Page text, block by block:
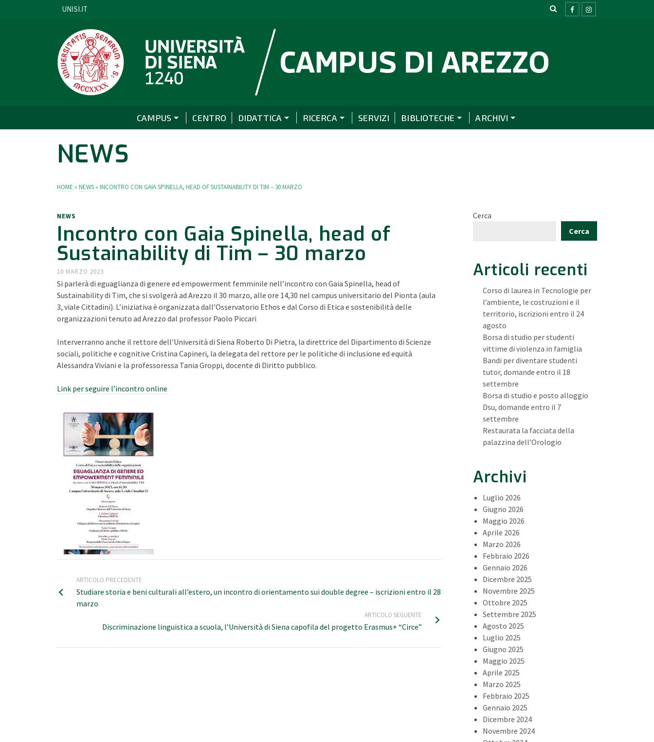
UNISI.IT
CAMPUS CENTRO DIDATTICA RICERCA SERVIZI BIBLIOTECHE ARCHIVI
NEWS
HOME » NEWS » INCONTRO CON GAIA SPINELLA, HEAD OF SUSTAINABILITY DI TIM – 30 MARZO
NEWS
Incontro con Gaia Spinella, head of
Sustainability di Tim – 30 marzo
10 MARZO 2023
Si parlerà di eguaglianza di genere ed empowerment femminile nell’incontro con Gaia Spinella, head of
Sustainability di Tim, che si svolgerà ad Arezzo il 30 marzo, alle ore 14,30 nel campus universitario del Pionta (aula
3, viale Cittadini). L’iniziativa è organizzata dall’Osservatorio Ethos e dal Corso di Etica e sostenibilità delle
organizzazioni tenuto ad Arezzo dal professor Paolo Piccari
Interverranno anche il rettore dell’Università di Siena Roberto Di Pietra, la direttrice del Dipartimento di Scienze
sociali, politiche e cognitive Cristina Capineri, la delegata del rettore per le politiche di inclusione ed equità
Alessandra Viviani e la professoressa Tania Groppi, docente di Diritto pubblico.
Link per seguire l’incontro online
ARTICOLO PRECEDENTE
Studiare storia e beni culturali all’estero, un incontro di orientamento sui double degree – iscrizioni entro il 28
marzo
ARTICOLO SEGUENTE
Discriminazione linguistica a scuola, l’Università di Siena capofila del progetto Erasmus+ “Circe”
Cerca
Cerca
Articoli recenti
Corso di laurea in Tecnologie per
l’ambiente, le costruzioni e il
territorio, iscrizioni entro il 24
agosto
Borsa di studio per studenti
vittime di violenza in famiglia
Bandi per diventare studenti
tutor, domande entro il 18
settembre
Borsa di studio e posto alloggio
Dsu, domande entro il 7
settembre
Restaurata la facciata della
palazzina dell’Orologio
Archivi
Luglio 2026
Giugno 2026
Maggio 2026
Aprile 2026
Marzo 2026
Febbraio 2026
Gennaio 2026
Dicembre 2025
Novembre 2025
Ottobre 2025
Settembre 2025
Agosto 2025
Luglio 2025
Giugno 2025
Maggio 2025
Aprile 2025
Marzo 2025
Febbraio 2025
Gennaio 2025
Dicembre 2024
Novembre 2024